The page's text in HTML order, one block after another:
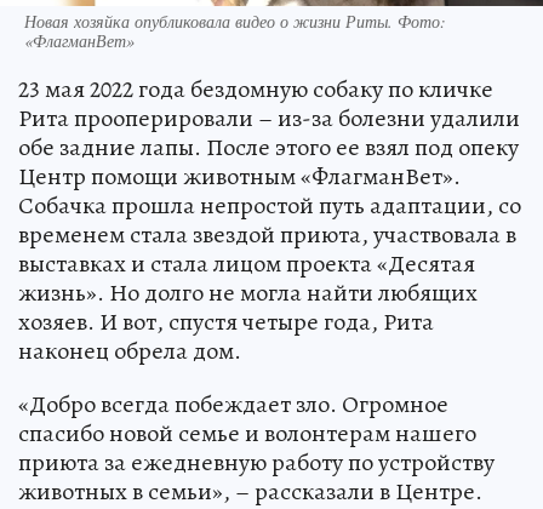
Новая хозяйка опубликовала видео о жизни Риты. Фото:
«ФлагманВет»
23 мая 2022 года бездомную собаку по кличке
Рита прооперировали – из-за болезни удалили
обе задние лапы. После этого ее взял под опеку
Центр помощи животным «ФлагманВет».
Собачка прошла непростой путь адаптации, со
временем стала звездой приюта, участвовала в
выставках и стала лицом проекта «Десятая
жизнь». Но долго не могла найти любящих
хозяев. И вот, спустя четыре года, Рита
наконец обрела дом.
«Добро всегда побеждает зло. Огромное
спасибо новой семье и волонтерам нашего
приюта за ежедневную работу по устройству
животных в семьи», – рассказали в Центре.